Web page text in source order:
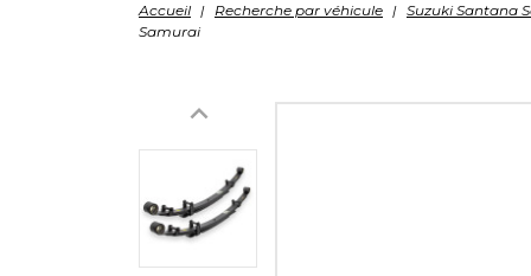
Accueil Recherche par véhicule
Suzuki Santana
Samurai
